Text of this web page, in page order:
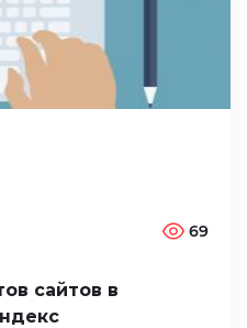
69
сайтов в